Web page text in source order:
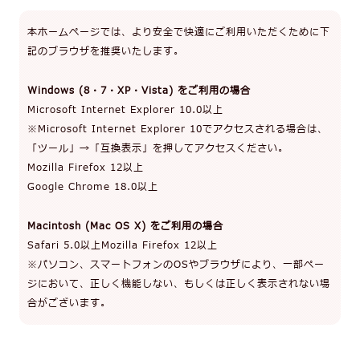
本ホームページでは、より安全で快適にご利用いただくために下
記のブラウザを推奨いたします。
Windows (8・7・XP・Vista) をご利用の場合
Microsoft Internet Explorer 10.0以上
※Microsoft Internet Explorer 10でアクセスされる場合は、
「ツール」→「互換表示」を押してアクセスください。
Mozilla Firefox 12以上
Google Chrome 18.0以上
Macintosh (Mac OS X) をご利用の場合
Safari 5.0以上Mozilla Firefox 12以上
※パソコン、スマートフォンのOSやブラウザにより、一部ペー
ジにおいて、正しく機能しない、もしくは正しく表示されない場
合がございます。